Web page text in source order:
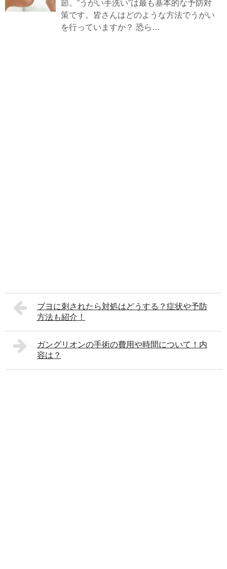
節。”うがい手洗い”は最も基本的な予防対
策です。皆さんはどのような方法でうがい
を行っていますか？ 恐ら…
ブヨに刺されたら対処はどうする？症状や予防
方法も紹介！
ガングリオンの手術の費用や時間について！内
容は？